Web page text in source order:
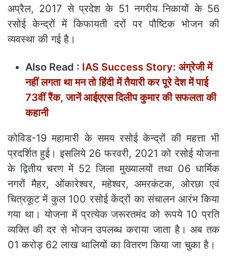
अप्रैल, 2017 से प्रदेश के 51 नगरीय निकायों के 56
रसोई केन्द्रों में किफायती दरों पर पौष्टिक भोजन की
व्यवस्था की गई है।
Also Read : IAS Success Story: अंग्रेजी में
नहीं लगता था मन तो हिंदी में तैयारी कर पूरे देश में पाई
73वीं रैंक, जानें आईएएस दिलीप कुमार की सफलता की
कहानी
कोविड-19 महामारी के समय रसोई केन्द्रों की महत्ता भी
प्रदर्शित हुई। इसलिये 26 फरवरी, 2021 को रसोई योजना
के द्वितीय चरण में 52 जिला मुख्यालयों तथा 06 धार्मिक
नगरों मैहर, ओंकारेश्वर, महेश्वर, अमरकंटक, ओरछा एवं
चित्रकूट में कुल 100 रसोई केंद्रों का संचालन आरंभ किया
गया था। योजना में प्रत्येक जरूरतमंद को रूपये 10 प्रति
व्यक्ति की दर से भोजन उपलब्ध कराया जाता है। अब तक
01 करोड़ 62 लाख थालियों का वितरण किया जा चुका है।